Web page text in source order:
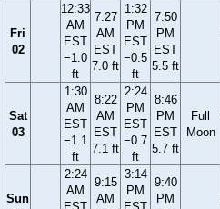
Fri
02
12:33
AM
EST
−1.0
ft
7:27
AM
EST
7.0 ft
1:32
PM
EST
−0.5
ft
7:50
PM
EST
5.5 ft
Sat
03
1:30
AM
EST
−1.1
ft
8:22
AM
EST
7.1 ft
2:24
PM
EST
−0.7
ft
8:46
PM
EST
5.7 ft
Full
Moon
Sun
2:24
AM
9:15
AM
3:14
PM
9:40
PM